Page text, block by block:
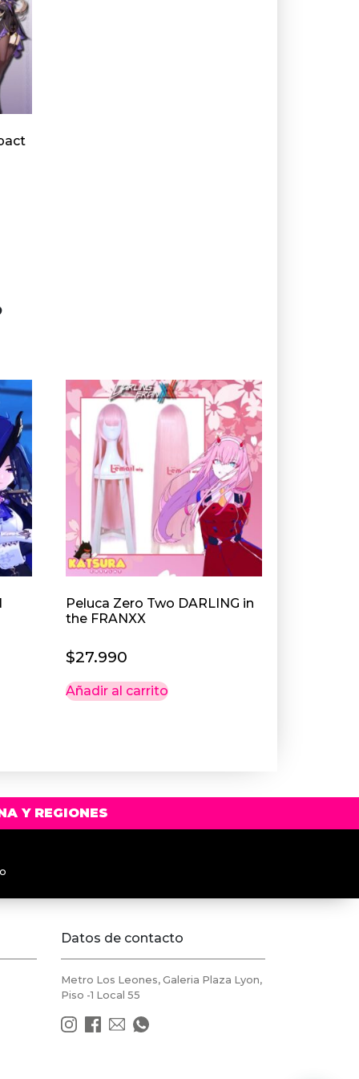
Peluca Zero Two DARLING in
the FRANXX
$27.990
Añadir al carrito
Y REGIONES
Datos de contacto
Metro Los Leones, Galeria Plaza Lyon,
Piso -1 Local 55